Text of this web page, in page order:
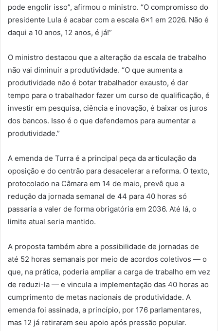
pode engolir isso”, afirmou o ministro. “O compromisso do
presidente Lula é acabar com a escala 6×1 em 2026. Não é
daqui a 10 anos, 12 anos, é já!”
O ministro destacou que a alteração da escala de trabalho
não vai diminuir a produtividade. “O que aumenta a
produtividade não é botar trabalhador exausto, é dar
tempo para o trabalhador fazer um curso de qualificação, é
investir em pesquisa, ciência e inovação, é baixar os juros
dos bancos. Isso é o que defendemos para aumentar a
produtividade.”
A emenda de Turra é a principal peça da articulação da
oposição e do centrão para desacelerar a reforma. O texto,
protocolado na Câmara em 14 de maio, prevê que a
redução da jornada semanal de 44 para 40 horas só
passaria a valer de forma obrigatória em 2036. Até lá, o
limite atual seria mantido.
A proposta também abre a possibilidade de jornadas de
até 52 horas semanais por meio de acordos coletivos — o
que, na prática, poderia ampliar a carga de trabalho em vez
de reduzi-la — e vincula a implementação das 40 horas ao
cumprimento de metas nacionais de produtividade. A
emenda foi assinada, a princípio, por 176 parlamentares,
mas 12 já retiraram seu apoio após pressão popular.